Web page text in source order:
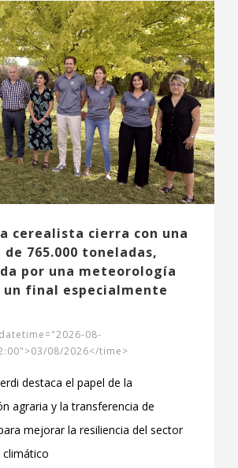
cerealista cierra con una
765.000 toneladas,
por una meteorología
final especialmente
08-
08/2026</time>
destaca el papel de la
agraria y la transferencia de
mejorar la resiliencia del sector